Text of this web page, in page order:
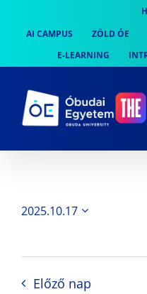
content
AI CAMPUS
ZÖLD ÓE
E-LEARNING
2025.10.17
Előző nap